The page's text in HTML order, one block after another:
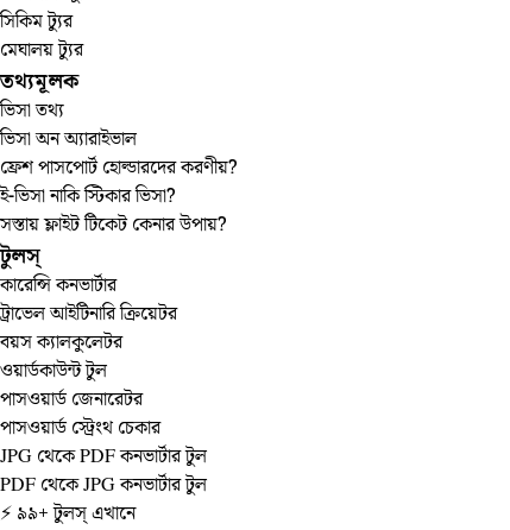
সিকিম ট্যুর
মেঘালয় ট্যুর
তথ্যমূলক
ভিসা তথ্য
ভিসা অন অ্যারাইভাল
ফ্রেশ পাসপোর্ট হোল্ডারদের করণীয়?
ই-ভিসা নাকি স্টিকার ভিসা?
সস্তায় ফ্লাইট টিকেট কেনার উপায়?
টুলস্‌
কারেন্সি কনভার্টার
ট্রাভেল আইটিনারি ক্রিয়েটর
বয়স ক্যালকুলেটর
ওয়ার্ডকাউন্ট টুল
পাসওয়ার্ড জেনারেটর
পাসওয়ার্ড স্ট্রেংথ চেকার
JPG থেকে PDF কনভার্টার টুল
PDF থেকে JPG কনভার্টার টুল
⚡ ৯৯+ টুলস্‌ এখানে